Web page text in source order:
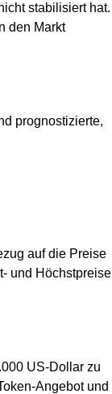
stabilisiert hat.
den Markt
prognostizierte,
auf die Preise
und Höchstpreise
US-Dollar zu
Angebot und